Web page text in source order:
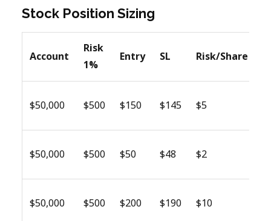
Stock Position Sizing
Account
Risk
1%
Entry SL Risk/Share
$50,000 $500 $150 $145 $5
$50,000 $500 $50 $48 $2
$50,000 $500 $200 $190 $10